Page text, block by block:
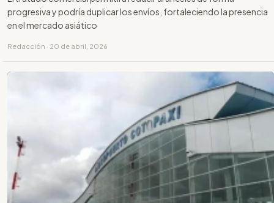
progresiva y podría duplicar los envíos, fortaleciendo la presencia
en el mercado asiático
Redacción · 20 de abril, 2026